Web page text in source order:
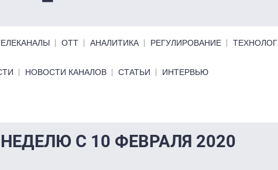
ОТТ АНАЛИТИКА РЕГУЛИРОВАНИЕ
НОВОСТИ КАНАЛОВ СТАТЬИ ИНТЕРВЬЮ
С 10 ФЕВРАЛЯ 2020